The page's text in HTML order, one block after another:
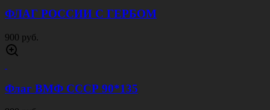
ФЛАГ РОССИИ С ГЕРБОМ
900 руб.
Флаг ВМФ СССР 90*135